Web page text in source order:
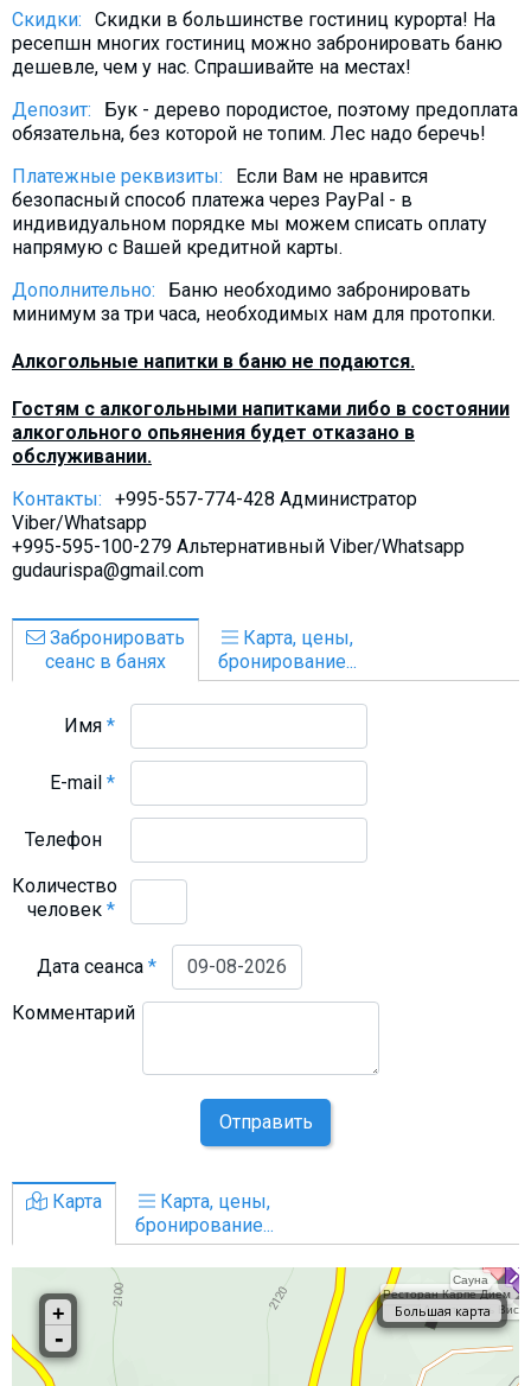
Скидки:
Скидки в большинстве гостиниц курорта! На
ресепшн многих гостиниц можно забронировать баню
дешевле, чем у нас. Спрашивайте на местах!
Депозит:
Бук - дерево породистое, поэтому предоплата
обязательна, без которой не топим. Лес надо беречь!
Платежные реквизиты:
Если Вам не нравится
безопасный способ платежа через PayPal - в
индивидуальном порядке мы можем списать оплату
напрямую с Вашей кредитной карты.
Дополнительно:
Баню необходимо забронировать
минимум за три часа, необходимых нам для протопки.
Алкогольные напитки в баню не подаются.
Гостям с алкогольными напитками либо в состоянии
алкогольного опьянения будет отказано в
обслуживании.
Контакты:
+995-557-774-428 Администратор
Viber/Whatsapp
+995-595-100-279 Альтернативный Viber/Whatsapp
gudaurispa@gmail.com
Забронировать
сеанс в банях
Карта, цены,
бронирование...
Имя*
E-mail*
Телефон
Количество
человек*
Дата сеанса*
Комментарий
Отправить
Карта
Карта, цены,
бронирование...